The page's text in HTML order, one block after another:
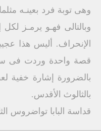
وهى توبة فرد بعينـه مثلما
وبالتالى فهـو يرمـز
الإنحراف. أليس هذا
قصة واحدة وردت فى
بالثالوث الأقدس.
قداسة البابا تواضروس